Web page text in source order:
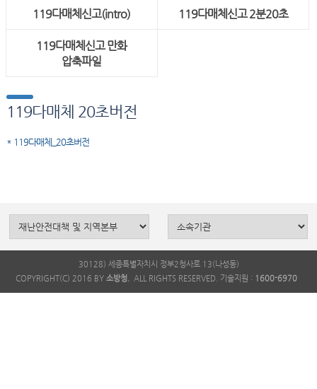
119다매체신고(intro) 119다매체신고 2분20초
119다매체신고 만화
압축파일
119다매체 20초버전
* 119다매체_20초버전
30128) 세종특별자치시 정부2청사로 13(나성동)
COPYRIGHT(C) 2016 BY 소방청. ALL RIGHTS RESERVED. 기술지원 : 1600-6970